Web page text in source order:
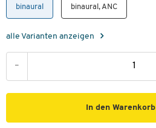
binaural binaural, ANC
alle Varianten anzeigen
-
In den Warenkorb